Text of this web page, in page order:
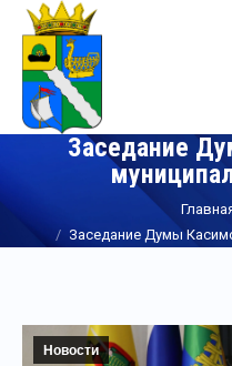
Заседание
Заседание Думы
Новости